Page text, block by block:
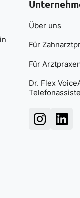
Über uns
Für
Für
Dr. Flex